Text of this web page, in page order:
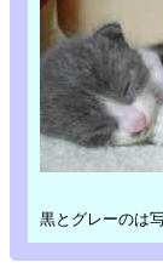
黒とグレーのは